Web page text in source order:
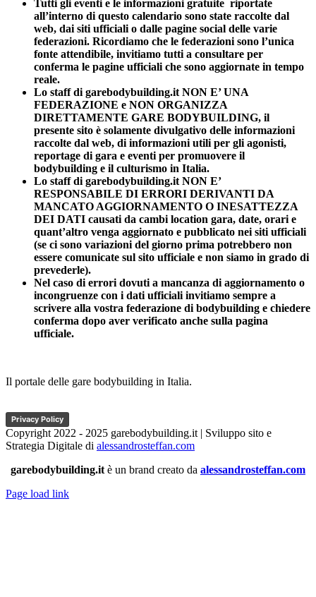
Tutti gli eventi e le informazioni gratuite riportate
all’interno di questo calendario sono state raccolte dal
web, dai siti ufficiali o dalle pagine social delle varie
federazioni. Ricordiamo che le federazioni sono l’unica
fonte attendibile, invitiamo tutti a consultare per
conferma le pagine ufficiali che sono aggiornate in tempo
reale.
Lo staff di garebodybuilding.it NON E’ UNA
FEDERAZIONE e NON ORGANIZZA
DIRETTAMENTE GARE BODYBUILDING, il
presente sito è solamente divulgativo delle informazioni
raccolte dal web, di informazioni utili per gli agonisti,
reportage di gara e eventi per promuovere il
bodybuilding e il culturismo in Italia.
Lo staff di garebodybuilding.it NON E’
RESPONSABILE DI ERRORI DERIVANTI DA
MANCATO AGGIORNAMENTO O INESATTEZZA
DEI DATI causati da cambi location gara, date, orari e
quant’altro venga aggiornato e pubblicato nei siti ufficiali
(se ci sono variazioni del giorno prima potrebbero non
essere comunicate sul sito ufficiale e non siamo in grado di
prevederle).
Nel caso di errori dovuti a mancanza di aggiornamento o
incongruenze con i dati ufficiali invitiamo sempre a
scrivere alla vostra federazione di bodybuilding e chiedere
conferma dopo aver verificato anche sulla pagina
ufficiale.
Il portale delle gare bodybuilding in Italia.
Privacy Policy
Copyright 2022 - 2025 garebodybuilding.it | Sviluppo sito e
Strategia Digitale di alessandrosteffan.com
garebodybuilding.it è un brand creato da alessandrosteffan.com
Page load link